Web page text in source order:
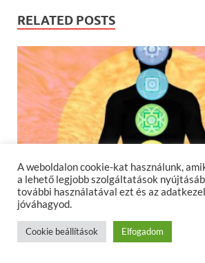
RELATED POSTS
Melyik kristály mire használható az
A weboldalon cookie-kat használunk,
a lehető legjobb szolgáltatások
további használatával ezt és az
jóváhagyod.
Cookie beállítások Elfogadom